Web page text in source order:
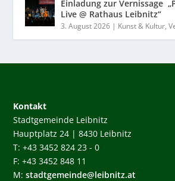
Einladung zur Vernissage
Live @ Rathaus Leibnitz“
3. August 2026 | Kunst & Kultur,
Kontakt
Stadtgemeinde Leibnitz
Hauptplatz 24 | 8430 Leibnitz
T: +43 3452 824 23 - 0
F: +43 3452 848 11
M:stadtgemeinde@leibnitz.at